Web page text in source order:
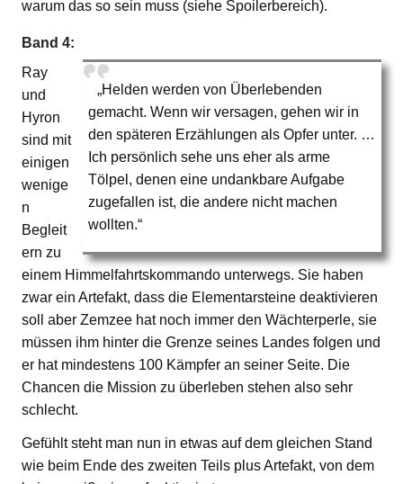
warum das so sein muss (siehe Spoilerbereich).
Band 4:
„Helden werden von Überlebenden
gemacht. Wenn wir versagen, gehen wir in
den späteren Erzählungen als Opfer unter. …
Ich persönlich sehe uns eher als arme
Tölpel, denen eine undankbare Aufgabe
zugefallen ist, die andere nicht machen
wollten.“
Ray
und
Hyron
sind mit
einigen
wenige
n
Begleit
ern zu
einem Himmelfahrtskommando unterwegs. Sie haben
zwar ein Artefakt, dass die Elementarsteine deaktivieren
soll aber Zemzee hat noch immer den Wächterperle, sie
müssen ihm hinter die Grenze seines Landes folgen und
er hat mindestens 100 Kämpfer an seiner Seite. Die
Chancen die Mission zu überleben stehen also sehr
schlecht.
Gefühlt steht man nun in etwas auf dem gleichen Stand
wie beim Ende des zweiten Teils plus Artefakt, von dem